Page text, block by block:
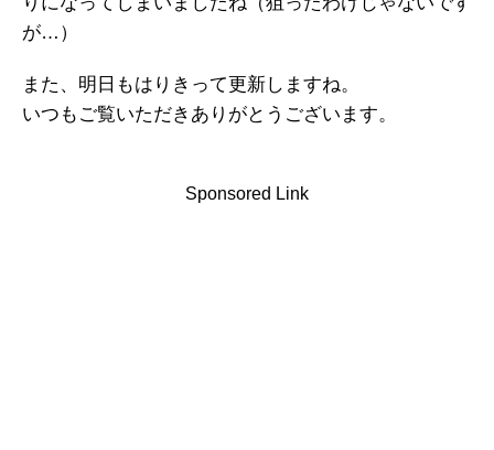
が…）
また、明日もはりきって更新しますね。
いつもご覧いただきありがとうございます。
Sponsored Link